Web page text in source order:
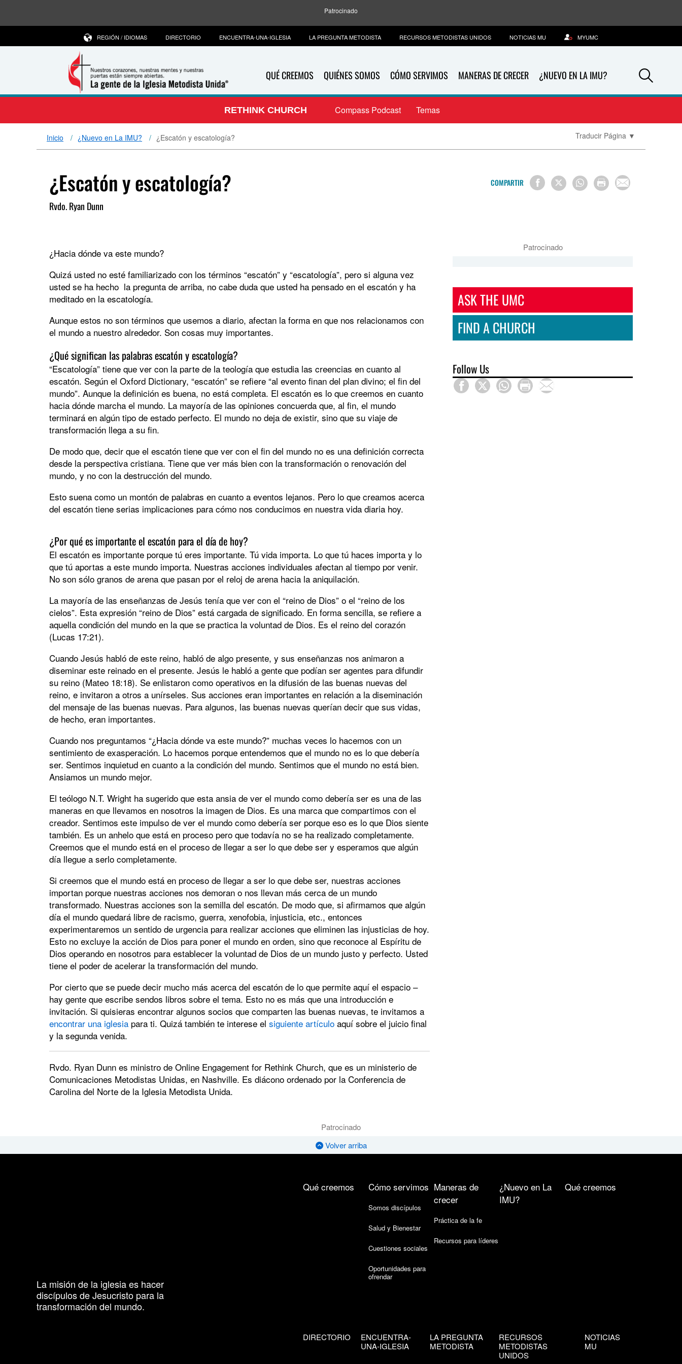
Patrocinado
QUÉ CREEMOS QUIÉNES SOMOS CÓMO SERVIMOS MANERAS DE CRECER ¿NUEVO EN LA IMU?
REGIÓN / IDIOMAS DIRECTORIO ENCUENTRA-UNA-IGLESIA LA PREGUNTA METODISTA RECURSOS METODISTAS UNIDOS NOTICIAS MU MYUMC
RETHINK CHURCH Compass Podcast Temas
Inicio ¿Nuevo en La IMU? ¿Escatón y escatología? Traducir Página ▼
¿Escatón y escatología?
Rvdo. Ryan Dunn
COMPARTIR
¿Hacia dónde va este mundo?
Quizá usted no esté familiarizado con los términos “escatón” y “escatología”, pero si alguna vez
usted se ha hecho la pregunta de arriba, no cabe duda que usted ha pensado en el escatón y ha
meditado en la escatología.
Aunque estos no son términos que usemos a diario, afectan la forma en que nos relacionamos con
el mundo a nuestro alrededor. Son cosas muy importantes.
¿Qué significan las palabras escatón y escatología?
“Escatología” tiene que ver con la parte de la teología que estudia las creencias en cuanto al
escatón. Según el Oxford Dictionary, “escatón” se refiere “al evento finan del plan divino; el fin del
mundo”. Aunque la definición es buena, no está completa. El escatón es lo que creemos en cuanto
hacia dónde marcha el mundo. La mayoría de las opiniones concuerda que, al fin, el mundo
terminará en algún tipo de estado perfecto. El mundo no deja de existir, sino que su viaje de
transformación llega a su fin.
De modo que, decir que el escatón tiene que ver con el fin del mundo no es una definición correcta
desde la perspectiva cristiana. Tiene que ver más bien con la transformación o renovación del
mundo, y no con la destrucción del mundo.
Esto suena como un montón de palabras en cuanto a eventos lejanos. Pero lo que creamos acerca
del escatón tiene serias implicaciones para cómo nos conducimos en nuestra vida diaria hoy.
¿Por qué es importante el escatón para el día de hoy?
El escatón es importante porque tú eres importante. Tú vida importa. Lo que tú haces importa y lo
que tú aportas a este mundo importa. Nuestras acciones individuales afectan al tiempo por venir.
No son sólo granos de arena que pasan por el reloj de arena hacia la aniquilación.
La mayoría de las enseñanzas de Jesús tenía que ver con el “reino de Dios” o el “reino de los
cielos”. Esta expresión “reino de Dios” está cargada de significado. En forma sencilla, se refiere a
aquella condición del mundo en la que se practica la voluntad de Dios. Es el reino del corazón
(Lucas 17:21).
Cuando Jesús habló de este reino, habló de algo presente, y sus enseñanzas nos animaron a
diseminar este reinado en el presente. Jesús le habló a gente que podían ser agentes para difundir
su reino (Mateo 18:18). Se enlistaron como operativos en la difusión de las buenas nuevas del
reino, e invitaron a otros a unírseles. Sus acciones eran importantes en relación a la diseminación
del mensaje de las buenas nuevas. Para algunos, las buenas nuevas querían decir que sus vidas,
de hecho, eran importantes.
Cuando nos preguntamos “¿Hacia dónde va este mundo?” muchas veces lo hacemos con un
sentimiento de exasperación. Lo hacemos porque entendemos que el mundo no es lo que debería
ser. Sentimos inquietud en cuanto a la condición del mundo. Sentimos que el mundo no está bien.
Ansiamos un mundo mejor.
El teólogo N.T. Wright ha sugerido que esta ansia de ver el mundo como debería ser es una de las
maneras en que llevamos en nosotros la imagen de Dios. Es una marca que compartimos con el
creador. Sentimos este impulso de ver el mundo como debería ser porque eso es lo que Dios siente
también. Es un anhelo que está en proceso pero que todavía no se ha realizado completamente.
Creemos que el mundo está en el proceso de llegar a ser lo que debe ser y esperamos que algún
día llegue a serlo completamente.
Si creemos que el mundo está en proceso de llegar a ser lo que debe ser, nuestras acciones
importan porque nuestras acciones nos demoran o nos llevan más cerca de un mundo
transformado. Nuestras acciones son la semilla del escatón. De modo que, si afirmamos que algún
día el mundo quedará libre de racismo, guerra, xenofobia, injusticia, etc., entonces
experimentaremos un sentido de urgencia para realizar acciones que eliminen las injusticias de hoy.
Esto no excluye la acción de Dios para poner el mundo en orden, sino que reconoce al Espíritu de
Dios operando en nosotros para establecer la voluntad de Dios de un mundo justo y perfecto. Usted
tiene el poder de acelerar la transformación del mundo.
Por cierto que se puede decir mucho más acerca del escatón de lo que permite aquí el espacio –
hay gente que escribe sendos libros sobre el tema. Esto no es más que una introducción e
invitación. Si quisieras encontrar algunos socios que comparten las buenas nuevas, te invitamos a
encontrar una iglesia para ti. Quizá también te interese el siguiente artículo aquí sobre el juicio final
y la segunda venida.
Rvdo. Ryan Dunn es ministro de Online Engagement for Rethink Church, que es un ministerio de
Comunicaciones Metodistas Unidas, en Nashville. Es diácono ordenado por la Conferencia de
Carolina del Norte de la Iglesia Metodista Unida.
Patrocinado
ASK THE UMC
FIND A CHURCH
Follow Us
Patrocinado
Volver arriba
La misión de la iglesia es hacer
discípulos de Jesucristo para la
transformación del mundo.
Qué creemos Cómo servimos
Somos discípulos
Salud y Bienestar
Cuestiones sociales
Oportunidades para
ofrendar
Maneras de
crecer
Práctica de la fe
Recursos para líderes
¿Nuevo en La
IMU?
Qué creemos
DIRECTORIO
ENCUENTRA-
UNA-IGLESIA
LA PREGUNTA
METODISTA
RECURSOS
METODISTAS
UNIDOS
NOTICIAS
MU